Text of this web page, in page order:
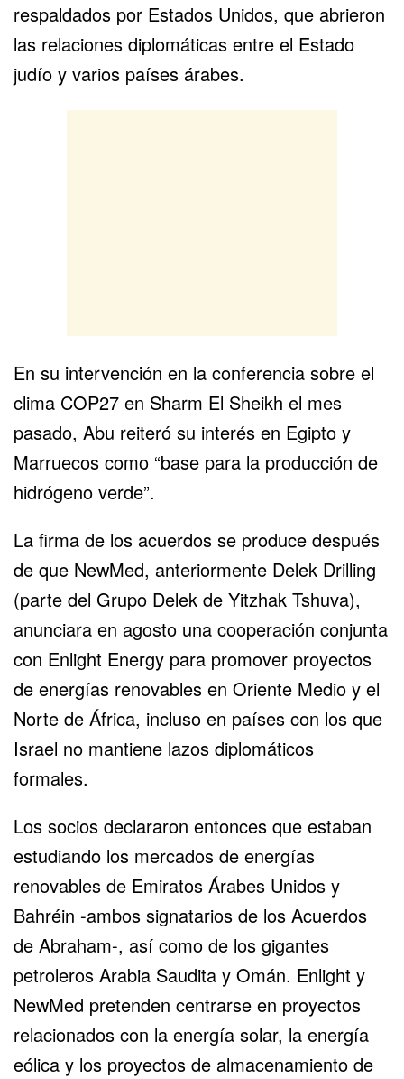
respaldados por Estados Unidos, que abrieron
las relaciones diplomáticas entre el Estado
judío y varios países árabes.
En su intervención en la conferencia sobre el
clima COP27 en Sharm El Sheikh el mes
pasado, Abu reiteró su interés en Egipto y
Marruecos como “base para la producción de
hidrógeno verde”.
La firma de los acuerdos se produce después
de que NewMed, anteriormente Delek Drilling
(parte del Grupo Delek de Yitzhak Tshuva),
anunciara en agosto una cooperación conjunta
con Enlight Energy para promover proyectos
de energías renovables en Oriente Medio y el
Norte de África, incluso en países con los que
Israel no mantiene lazos diplomáticos
formales.
Los socios declararon entonces que estaban
estudiando los mercados de energías
renovables de Emiratos Árabes Unidos y
Bahréin -ambos signatarios de los Acuerdos
de Abraham-, así como de los gigantes
petroleros Arabia Saudita y Omán. Enlight y
NewMed pretenden centrarse en proyectos
relacionados con la energía solar, la energía
eólica y los proyectos de almacenamiento de